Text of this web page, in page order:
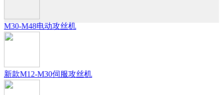
M30-M48电动攻丝机
新款M12-M30伺服攻丝机